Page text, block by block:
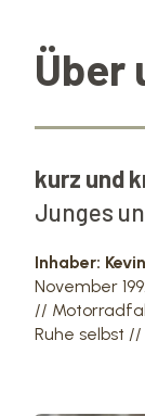
Über
kurz und
Junges
Inhaber:
November
//
Ruhe selbst